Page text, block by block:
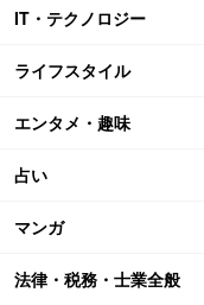
IT・テクノロジー
ライフスタイル
エンタメ・趣味
占い
マンガ
法律・税務・士業全般